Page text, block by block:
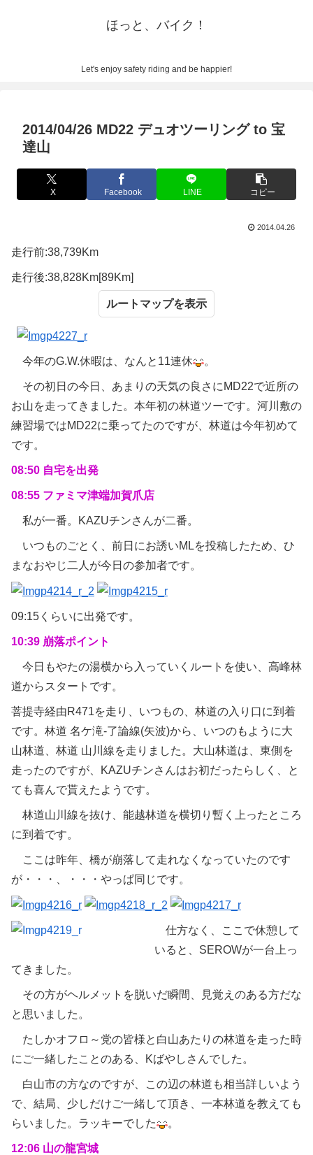
ほっと、バイク！
Let's enjoy safety riding and be happier!
2014/04/26 MD22 デュオツーリング to 宝
達山
X Facebook LINE コピー
2014.04.26
走行前:38,739Km
走行後:38,828Km[89Km]
ルートマップ
今年のG.W.休暇は、なんと11連休 。
その初日の今日、あまりの天気の良さにMD22で近所の
お山を走ってきました。本年初の林道ツーです。河川敷の
練習場ではMD22に乗ってたのですが、林道は今年初めて
です。
08:50 自宅を出発
08:55 ファミマ津端加賀爪店
私が一番。KAZUチンさんが二番。
いつものごとく、前日にお誘いMLを投稿したため、ひ
まなおやじ二人が今日の参加者です。
09:15くらいに出発です。
10:39 崩落ポイント
今日もやたの湯横から入っていくルートを使い、高峰林
道からスタートです。
菩提寺経由R471を走り、いつもの、林道の入り口に到着
です。林道 名ケ滝-了論線(矢波)から、いつのもように大
山林道、林道 山川線を走りました。大山林道は、東側を
走ったのですが、KAZUチンさんはお初だったらしく、と
ても喜んで貰えたようです。
林道山川線を抜け、能越林道を横切り暫く上ったところ
に到着です。
ここは昨年、橋が崩落して走れなくなっていたのです
が・・・、・・・やっぱ同じです。
仕方なく、ここで休憩して
いると、SEROWが一台上っ
てきました。
その方がヘルメットを脱いだ瞬間、見覚えのある方だな
と思いました。
たしかオフロ～党の皆様と白山あたりの林道を走った時
にご一緒したことのある、Kばやしさんでした。
白山市の方なのですが、この辺の林道も相当詳しいよう
で、結局、少しだけご一緒して頂き、一本林道を教えても
らいました。ラッキーでした
。
12:06 山の龍宮城